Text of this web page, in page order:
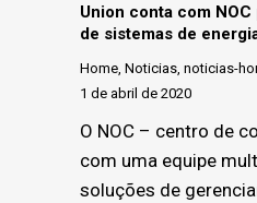
Union conta com
de sistemas de
Home, Noticias, noticias-
1 de abril de 2020
O NOC – centro de
com uma equipe
soluções de